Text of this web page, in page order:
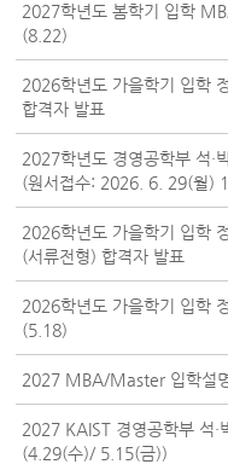
2027학년도 봄학기 입학
(8.22)
2026학년도 가을학기 입학
합격자 발표
2027학년도 경영공학부 석·
(원서접수: 2026. 6. 29(월)
2026학년도 가을학기 입학
(서류전형) 합격자 발표
2026학년도 가을학기 입학
(5.18)
2027 MBA/Master 입학설
2027 KAIST 경영공학부 석·
(4.29(수)/ 5.15(금))